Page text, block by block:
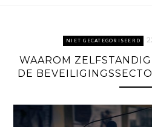
NIET GECATEGORISEERD
WAAROM
DE